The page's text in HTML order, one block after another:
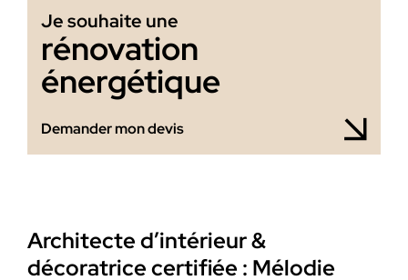
Je souhaite une
rénovation
énergétique
Demander mon devis
Architecte d’intérieur &
décoratrice certifiée : Mélodie